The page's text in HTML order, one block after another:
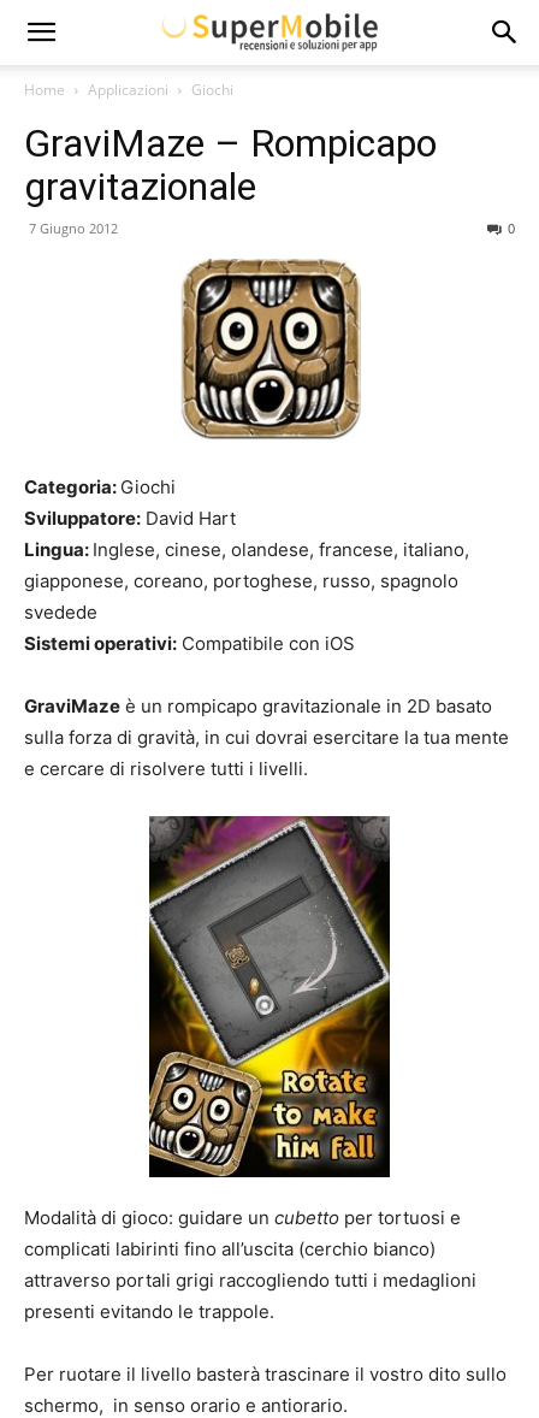
Super
Mobile
Home Applicazioni Giochi
GraviMaze – Rompicapo
gravitazionale
7 Giugno 2012 0
Categoria: Giochi
Sviluppatore: David Hart
Lingua: Inglese, cinese, olandese, francese, italiano,
giapponese, coreano, portoghese, russo, spagnolo
svedede
Sistemi operativi: Compatibile con iOS
GraviMaze è un rompicapo gravitazionale in 2D basato
sulla forza di gravità, in cui dovrai esercitare la tua mente
e cercare di risolvere tutti i livelli.
Modalità di gioco: guidare un cubetto per tortuosi e
complicati labirinti fino all’uscita (cerchio bianco)
attraverso portali grigi raccogliendo tutti i medaglioni
presenti evitando le trappole.
Per ruotare il livello basterà trascinare il vostro dito sullo
schermo, in senso orario e antiorario.